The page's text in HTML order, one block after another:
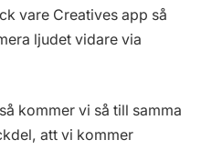
vare Creatives app så
ljudet vidare via
kommer vi så till samma
att vi kommer